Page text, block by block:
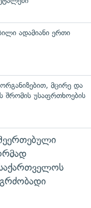
ადამიანი ერთი
მცირე და
შრომის უსაფრთხოების